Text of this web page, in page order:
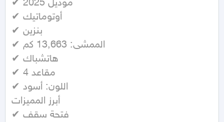
✔ موديل 2025
✔ أوتوماتيك
✔ بنزين
✔ الممشى: 13,663 كم
✔ هاتشباك
✔ 4 مقاعد
✔ اللون: أسود
أبرز المميزات
✔ فتحة سقف